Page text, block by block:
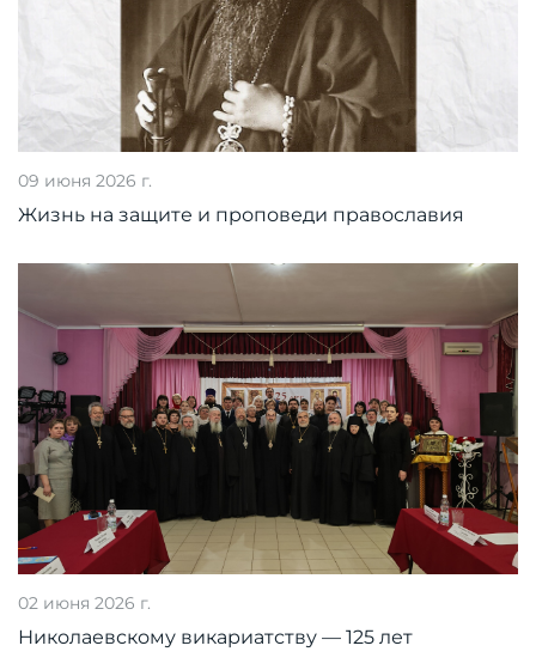
09 июня 2026 г.
Жизнь на защите и проповеди православия
02 июня 2026 г.
Николаевскому викариатству — 125 лет